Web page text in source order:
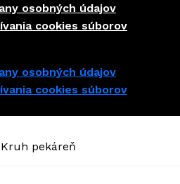
osobných údajov
cookies súborov
osobných údajov
cookies súborov
pekáreň